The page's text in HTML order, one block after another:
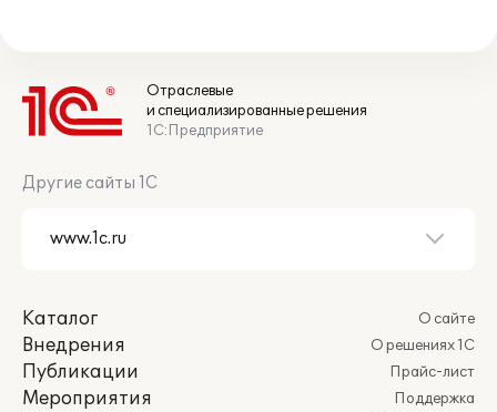
Отраслевые
и специализированные решения
1С:Предприятие
Другие сайты 1С
Каталог
Внедрения
Публикации
Мероприятия
О сайте
О решениях 1С
Прайс-лист
Поддержка